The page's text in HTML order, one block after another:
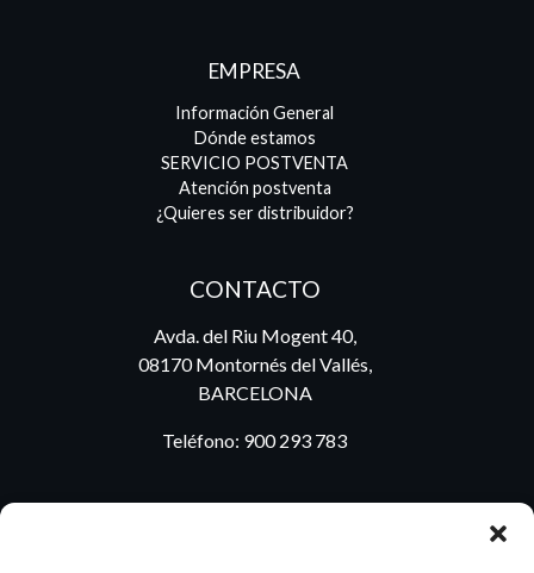
EMPRESA
Información General
Dónde estamos
SERVICIO POSTVENTA
Atención postventa
¿Quieres ser distribuidor?
CONTACTO
Avda. del Riu Mogent 40,
08170 Montornés del Vallés,
BARCELONA
Teléfono: 900 293 783